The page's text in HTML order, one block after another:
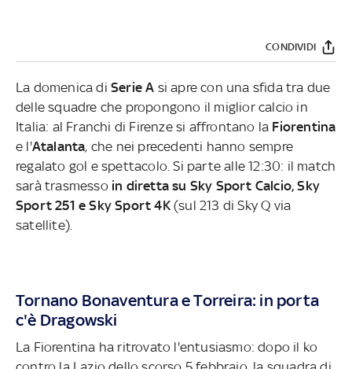
CONDIVIDI
La domenica di Serie A si apre con una sfida tra due
delle squadre che propongono il miglior calcio in
Italia: al Franchi di Firenze si affrontano la Fiorentina
e l'Atalanta, che nei precedenti hanno sempre
regalato gol e spettacolo. Si parte alle 12:30: il match
sarà trasmesso in diretta su Sky Sport Calcio, Sky
Sport 251 e Sky Sport 4K(sul 213 di Sky Q via
satellite).
Tornano Bonaventura e Torreira: in porta
c'è Dragowski
La Fiorentina ha ritrovato l'entusiasmo: dopo il ko